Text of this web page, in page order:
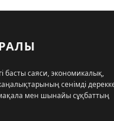
басты саяси, экономикалық,
сенімді
мен шынайы сұқбаттың